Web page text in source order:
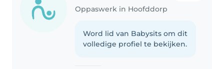
Oppaswerk in Hoofddorp
Word lid van Babysits om dit
volledige profiel te bekijken.